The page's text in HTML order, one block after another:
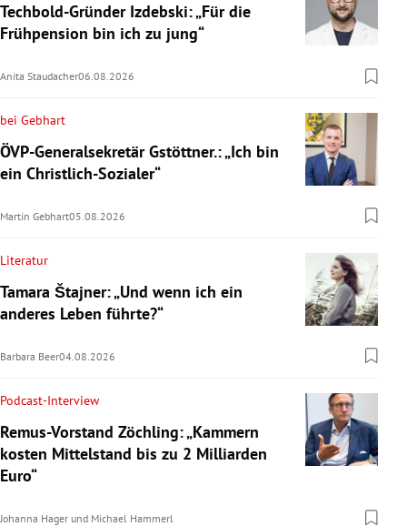
Techbold-Gründer Izdebski: „Für die
Frühpension bin ich zu jung“
Anita Staudacher06.08.2026
bei Gebhart
ÖVP-Generalsekretär Gstöttner.: „Ich bin
ein Christlich-Sozialer“
Martin Gebhart05.08.2026
Literatur
Tamara Štajner: „Und wenn ich ein
anderes Leben führte?“
Barbara Beer04.08.2026
Podcast-Interview
Remus-Vorstand Zöchling: „Kammern
kosten Mittelstand bis zu 2 Milliarden
Euro“
Johanna Hager und Michael Hammerl